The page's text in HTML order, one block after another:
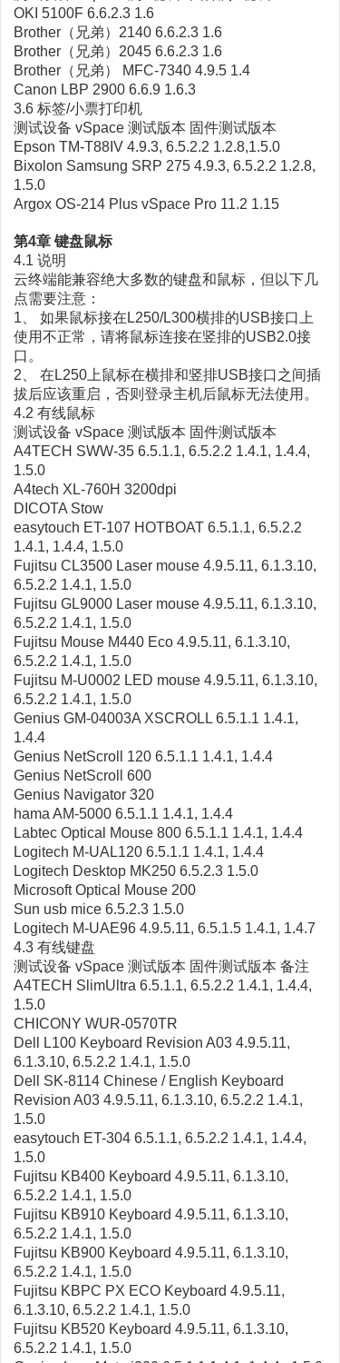
OKI 5100F 6.6.2.3 1.6
Brother（兄弟）2140 6.6.2.3 1.6
Brother（兄弟）2045 6.6.2.3 1.6
Brother（兄弟） MFC-7340 4.9.5 1.4
Canon LBP 2900 6.6.9 1.6.3
3.6 标签/小票打印机
测试设备 vSpace 测试版本 固件测试版本
Epson TM-T88IV 4.9.3, 6.5.2.2 1.2.8,1.5.0
Bixolon Samsung SRP 275 4.9.3, 6.5.2.2 1.2.8,
1.5.0
Argox OS-214 Plus vSpace Pro 11.2 1.15
第4章 键盘鼠标
4.1 说明
云终端能兼容绝大多数的键盘和鼠标，但以下几
点需要注意：
1、 如果鼠标接在L250/L300横排的USB接口上
使用不正常，请将鼠标连接在竖排的USB2.0接
口。
2、 在L250上鼠标在横排和竖排USB接口之间插
拔后应该重启，否则登录主机后鼠标无法使用。
4.2 有线鼠标
测试设备 vSpace 测试版本 固件测试版本
A4TECH SWW-35 6.5.1.1, 6.5.2.2 1.4.1, 1.4.4,
1.5.0
A4tech XL-760H 3200dpi
DICOTA Stow
easytouch ET-107 HOTBOAT 6.5.1.1, 6.5.2.2
1.4.1, 1.4.4, 1.5.0
Fujitsu CL3500 Laser mouse 4.9.5.11, 6.1.3.10,
6.5.2.2 1.4.1, 1.5.0
Fujitsu GL9000 Laser mouse 4.9.5.11, 6.1.3.10,
6.5.2.2 1.4.1, 1.5.0
Fujitsu Mouse M440 Eco 4.9.5.11, 6.1.3.10,
6.5.2.2 1.4.1, 1.5.0
Fujitsu M-U0002 LED mouse 4.9.5.11, 6.1.3.10,
6.5.2.2 1.4.1, 1.5.0
Genius GM-04003A XSCROLL 6.5.1.1 1.4.1,
1.4.4
Genius NetScroll 120 6.5.1.1 1.4.1, 1.4.4
Genius NetScroll 600
Genius Navigator 320
hama AM-5000 6.5.1.1 1.4.1, 1.4.4
Labtec Optical Mouse 800 6.5.1.1 1.4.1, 1.4.4
Logitech M-UAL120 6.5.1.1 1.4.1, 1.4.4
Logitech Desktop MK250 6.5.2.3 1.5.0
Microsoft Optical Mouse 200
Sun usb mice 6.5.2.3 1.5.0
Logitech M-UAE96 4.9.5.11, 6.5.1.5 1.4.1, 1.4.7
4.3 有线键盘
测试设备 vSpace 测试版本 固件测试版本 备注
A4TECH SlimUltra 6.5.1.1, 6.5.2.2 1.4.1, 1.4.4,
1.5.0
CHICONY WUR-0570TR
Dell L100 Keyboard Revision A03 4.9.5.11,
6.1.3.10, 6.5.2.2 1.4.1, 1.5.0
Dell SK-8114 Chinese / English Keyboard
Revision A03 4.9.5.11, 6.1.3.10, 6.5.2.2 1.4.1,
1.5.0
easytouch ET-304 6.5.1.1, 6.5.2.2 1.4.1, 1.4.4,
1.5.0
Fujitsu KB400 Keyboard 4.9.5.11, 6.1.3.10,
6.5.2.2 1.4.1, 1.5.0
Fujitsu KB910 Keyboard 4.9.5.11, 6.1.3.10,
6.5.2.2 1.4.1, 1.5.0
Fujitsu KB900 Keyboard 4.9.5.11, 6.1.3.10,
6.5.2.2 1.4.1, 1.5.0
Fujitsu KBPC PX ECO Keyboard 4.9.5.11,
6.1.3.10, 6.5.2.2 1.4.1, 1.5.0
Fujitsu KB520 Keyboard 4.9.5.11, 6.1.3.10,
6.5.2.2 1.4.1, 1.5.0